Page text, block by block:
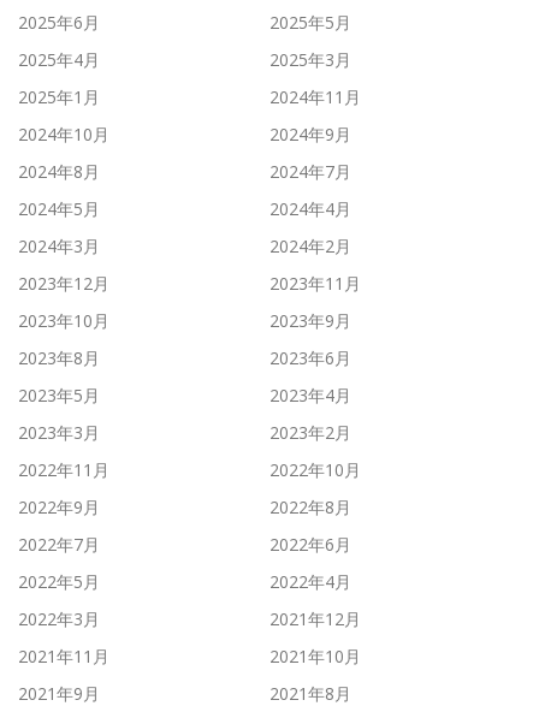
2025年6月
2025年5月
2025年4月
2025年3月
2025年1月
2024年11月
2024年10月
2024年9月
2024年8月
2024年7月
2024年5月
2024年4月
2024年3月
2024年2月
2023年12月
2023年11月
2023年10月
2023年9月
2023年8月
2023年6月
2023年5月
2023年4月
2023年3月
2023年2月
2022年11月
2022年10月
2022年9月
2022年8月
2022年7月
2022年6月
2022年5月
2022年4月
2022年3月
2021年12月
2021年11月
2021年10月
2021年9月
2021年8月